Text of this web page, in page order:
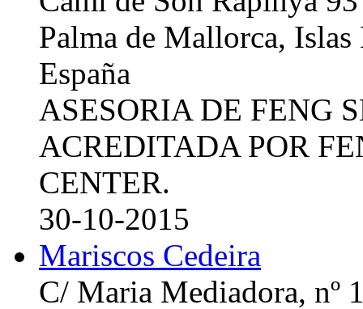
Palma de Mallorca, Islas
España
ASESORIA DE FENG
ACREDITADA POR
CENTER.
30-10-2015
Mariscos Cedeira
C/ Maria Mediadora, nº